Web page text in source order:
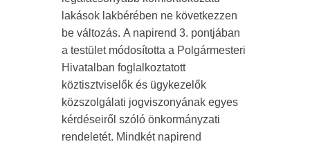
lakások lakbérében ne következzen
be változás. A napirend 3. pontjában
a testület módosította a Polgármesteri
Hivatalban foglalkoztatott
köztisztviselők és ügykezelők
közszolgálati jogviszonyának egyes
kérdéseiről szóló önkormányzati
rendeletét. Mindkét napirend